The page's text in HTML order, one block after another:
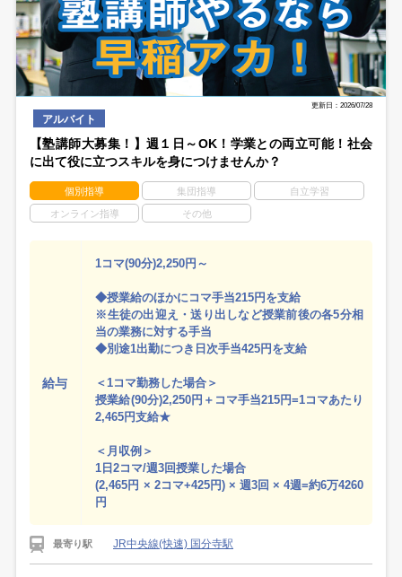
更新日：2026/07/28
アルバイト
【塾講師大募集！】週１日～OK！学業との両立可能！社会
に出て役に立つスキルを身につけませんか？
個別指導 集団指導 自立学習
オンライン指導 その他
給与
1コマ(90分)2,250円～
◆授業給のほかにコマ手当215円を支給
※生徒の出迎え・送り出しなど授業前後の各5分相
当の業務に対する手当
◆別途1出勤につき日次手当425円を支給
＜1コマ勤務した場合＞
授業給(90分)2,250円＋コマ手当215円=1コマあたり
2,465円支給★
＜月収例＞
1日2コマ/週3回授業した場合
(2,465円 × 2コマ+425円) × 週3回 × 4週=約6万4260
円
最寄り駅 JR中央線(快速) 国分寺駅